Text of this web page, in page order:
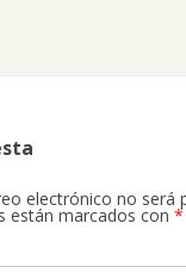
electrónico no será
están marcados con *